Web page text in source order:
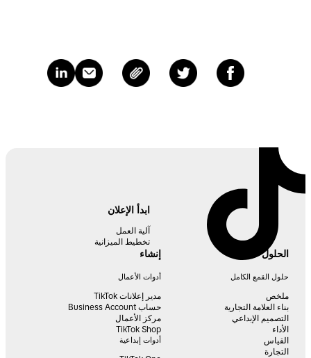
ابدأ الإعلان
آلية العمل
تخطيط الميزانية
الحلول
حلول القمع الكامل
ملخص
بناء العلامة التجارية
التصميم الإبداعي
الأداء
القياس
التجارة
إنشاء
أدوات الأعمال
مدير إعلانات TikTok
حساب Business Account
مركز الأعمال
TikTok Shop
أدوات إبداعية